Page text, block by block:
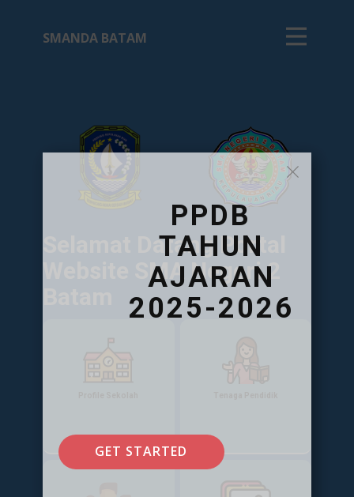
SMANDA BATAM
Selamat Datang Portal
Website SMA Negeri 2
PPDB
TAHUN
AJARAN
2025-2026
GET STARTED